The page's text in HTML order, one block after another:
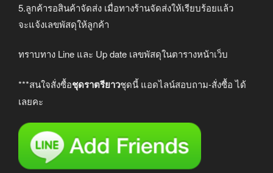
5.ลูกค้ารอสินค้าจัดส่ง เมื่อทางร้านจัดส่งให้เรียบร้อยแล้ว
จะแจ้งเลขพัสดุให้ลูกค้า
ทราบทาง Line และ Up date เลขพัสดุในตารางหน้าเว็บ
***สนใจสั่งซื้อชุดราตรียาวชุดนี้ แอดไลน์สอบถาม-สั่งซื้อ ได้
เลยคะ